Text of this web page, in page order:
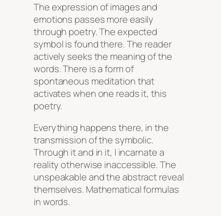
The expression of images and
emotions passes more easily
through poetry. The expected
symbol is found there. The reader
actively seeks the meaning of the
words. There is a form of
spontaneous meditation that
activates when one reads it, this
poetry.
Everything happens there, in the
transmission of the symbolic.
Through it and in it, I incarnate a
reality otherwise inaccessible. The
unspeakable and the abstract reveal
themselves. Mathematical formulas
in words.